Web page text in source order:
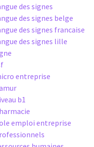
des signes
des signes belge
des signes francaise
des signes lille
entreprise
b1
emploi entreprise